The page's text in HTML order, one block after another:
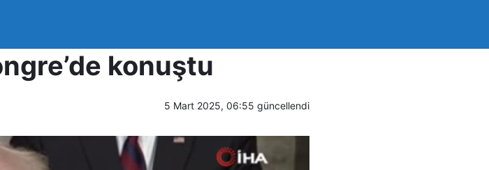
ikinci başkanlık
konuştu
5 Mart 2025, 06:55 güncellendi